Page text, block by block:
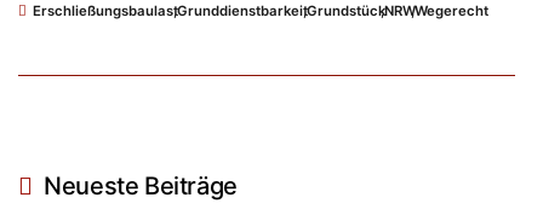
Erschließungsbaulast
,Grunddienstbarkeit
,Grundstück
,NRW
,Wegerecht
Neueste Beiträge